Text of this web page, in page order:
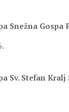
Snežna Gospa
Sv. Stefan Kralj